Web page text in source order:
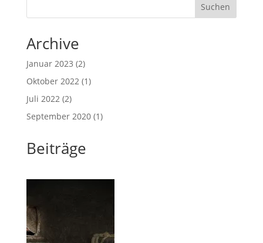
Suchen
Archive
Januar 2023 (2)
Oktober 2022(1)
Juli 2022(2)
September 2020(1)
Beiträge